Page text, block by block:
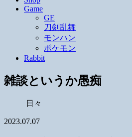
Game
GE
刀剣乱舞
モンハン
ポケモン
Rabbit
雑談というか愚痴
日々
2023.07.07